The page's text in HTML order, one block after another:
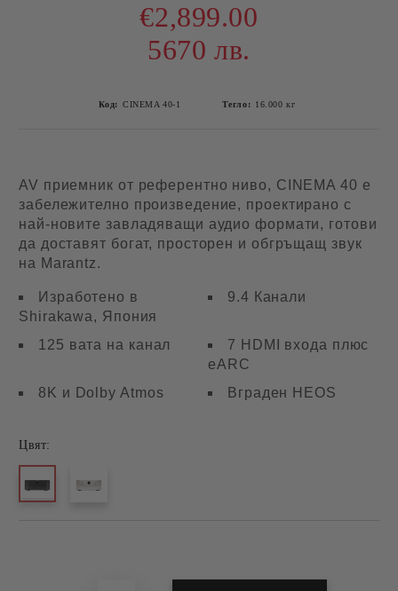
€2,899.00
5670 лв.
Код: CINEMA 40-1 Тегло: 16.000 кг
AV приемник от референтно ниво, CINEMA 40 е
забележително произведение, проектирано с
най-новите завладяващи аудио формати, готови
да доставят богат, просторен и обгръщащ звук
на Marantz.
Изработено в
Shirakawa, Япония
9.4 Канали
125 вата на канал
7 HDMI входа плюс
eARC
8K и Dolby Atmos
Вграден HEOS
Цвят: